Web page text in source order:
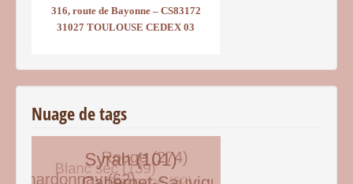
316, route de Bayonne – CS83172
31027 TOULOUSE CEDEX 03
Nuage de tags